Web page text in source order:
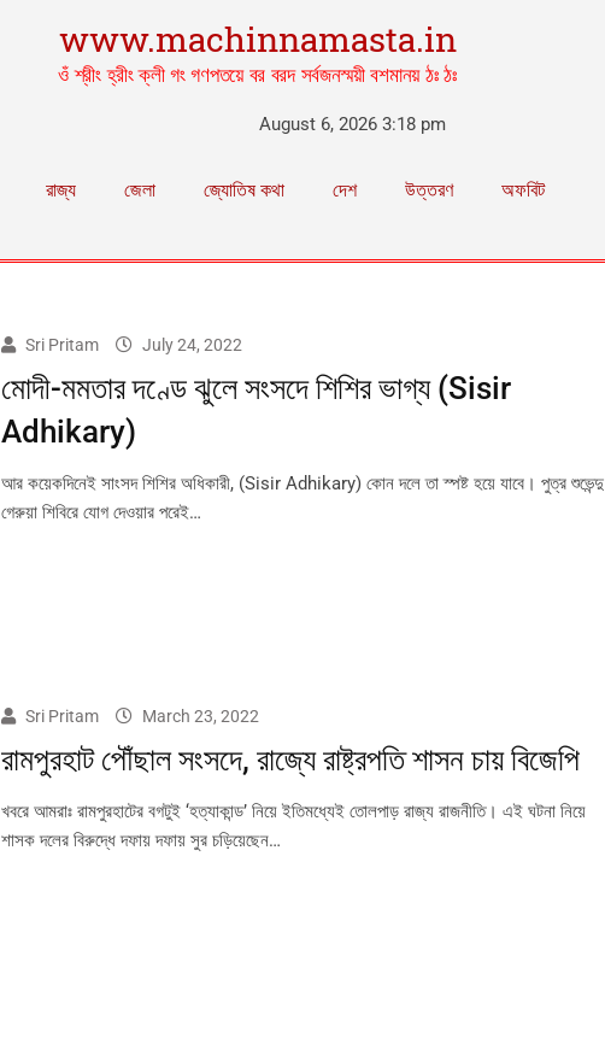
www.machinnamasta.in
ওঁ শ্রীং হ্রীং ক্লী গং গণপতয়ে বর বরদ সর্বজনস্ময়ী বশমানয় ঠঃ ঠঃ
August 6, 2026 3:18 pm
রাজ্য জেলা জ্যোতিষ কথা দেশ উত্তরণ অফবিট
Sri Pritam July 24, 2022
মোদী-মমতার দণ্ডে ঝুলে সংসদে শিশির ভাগ্য (Sisir
Adhikary)
আর কয়েকদিনেই সাংসদ শিশির অধিকারী, (Sisir Adhikary) কোন দলে তা স্পষ্ট হয়ে যাবে। পুত্র শুভেন্দু
গেরুয়া শিবিরে যোগ দেওয়ার পরেই…
Sri Pritam March 23, 2022
রামপুরহাট পৌঁছাল সংসদে, রাজ্যে রাষ্ট্রপতি শাসন চায় বিজেপি
খবরে আমরাঃ রামপুরহাটের বগটুই ‘হত্যাকান্ড’ নিয়ে ইতিমধ্যেই তোলপাড় রাজ্য রাজনীতি। এই ঘটনা নিয়ে
শাসক দলের বিরুদ্ধে দফায় দফায় সুর চড়িয়েছেন…